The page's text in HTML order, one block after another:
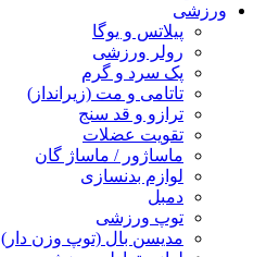
ورزشی
پیلاتس و یوگا
رولر ورزشی
پک سرد و گرم
تاتامی و مت (زیرانداز)
ترازو و قد سنج
تقویت عضلات
ماساژور / ماساژ گان
لوازم بدنسازی
دمبل
توپ ورزشی
مدیسن بال (توپ وزن دار)